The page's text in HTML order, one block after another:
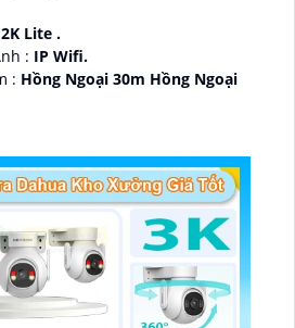
2K Lite .
🌠 Công Nghệ Hình Ảnh : IP Wifi.
❈ Tầm Nhìn Ban Đêm : Hồng Ngoại 30m Hồng Ngoại